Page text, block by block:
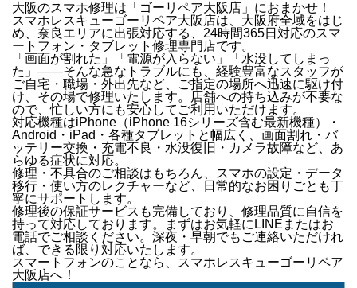
大阪のスマホ修理は「ゴーリペア大阪店」におまかせ！
スマホレスキューゴーリペア大阪店は、 大阪府全域をはじ
め、奈良エリアに出張対応する、 24時間365日対応のスマ
ートフォン・タブレット修理専門店です。
「画面が割れた」「電源が入らない」「水没してしまっ
た」 ——そんな急なトラブルにも、経験豊富なスタッフが
ご自宅・職場・外出先など、ご指定の場所へ迅速に駆け付
け 、その場で修理いたします。店舗への持ち込みが不要な
ので、忙しい方にも安心してご利用いただけます。
対応機種はiPhone（iPhone 16シリーズ含む最新機種）・
Android・iPad・各種タブレット と幅広く、 画面割れ・バ
ッテリー交換・充電不良・水没復旧・カメラ故障など、あ
らゆる症状に対応。
修理・不具合のご相談はもちろん、
スマホの設定・データ
移行・使い方のレクチャーなど、日常的なお困りごとも丁
寧にサポートします。
修理後の保証サービス も完備しており、修理品質に自信を
持って対応しております。
まずはお気軽にLINEまたはお
電話でご相談ください。 深夜・早朝でもご連絡いただけれ
ば、できる限り対応いたします。
スマートフォンのことなら、
スマホレスキューゴーリペア
大阪店へ！